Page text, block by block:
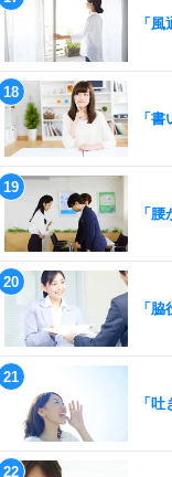
「風
「書
「腰
「脇
「吐